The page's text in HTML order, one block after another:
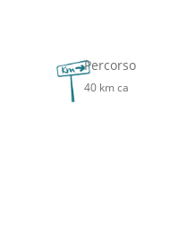
Percorso
40 km ca